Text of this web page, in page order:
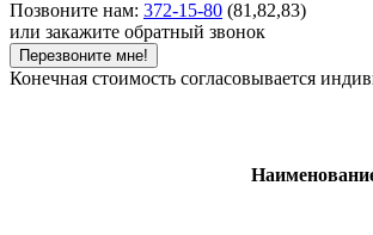
Позвоните нам: 372-15-80 (81,82,83)
или закажите обратный звонок
Перезвоните мне!
Конечная стоимость согласовывается